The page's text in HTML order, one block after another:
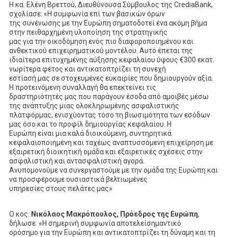
Η κα. Ελένη Βρεττού, Διευθύνουσα Σύμβουλος της CrediaBank,
σχολίασε: «Η συμφωνία επί των βασικών όρων
της συνένωσης με την Ευρώπη σηματοδοτεί ένα ακόμη βήμα
στην πειθαρχημένη υλοποίηση της στρατηγικής
μας για την οικοδόμηση ενός πιο διαφοροποιημένου και
ανθεκτικού επιχειρηματικού μοντέλου. Αυτό έπεται της
ιδιαίτερα επιτυχημένης αύξησης κεφαλαίου ύψους €300 εκατ.
νωρίτερα φέτος και αντικατοπτρίζει τη συνεχή
εστίασή μας σε στοχευμένες ευκαιρίες που δημιουργούν αξία.
Η προτεινόμενη συναλλαγή θα επεκτείνει τις
δραστηριότητές μας που παράγουν έσοδα από αμοιβές μέσω
της ανάπτυξης μιας ολοκληρωμένης ασφαλιστικής
πλατφόρμας, ενισχύοντας τόσο τη βιωσιμότητα των εσόδων
μας όσο και το προφίλ δημιουργίας κεφαλαίου. Η
Ευρώπη είναι μια καλά διοικούμενη, συντηρητικά
κεφαλαιοποιημένη και ταχέως αναπτυσσόμενη επιχείρηση με
εξαιρετική διοικητική ομάδα και εξαιρετικές σχέσεις στην
ασφαλιστική και αντασφαλιστική αγορά.
Ανυπομονούμε να συνεργαστούμε με την ομάδα της Ευρώπη και
να προσφέρουμε ουσιαστικά βελτιωμένες
υπηρεσίες στους πελάτες μας»
Ο κος. Νικόλαος Μακρόπουλος, Πρόεδρος της Ευρώπη,
δήλωσε: «Η σημερινή συμφωνία αποτελείσημαντικό
ορόσημο για την Ευρώπη και αντικατοπτρίζει τη δύναμη και τη